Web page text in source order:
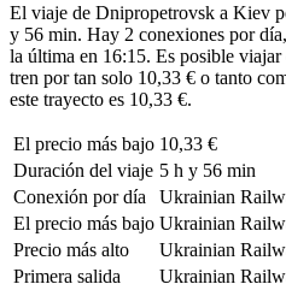
El viaje de Dnipropetrovsk a Kiev
y 56 min. Hay 2 conexiones por
la última en 16:15. Es posible
tren por tan solo 10,33 € o tanto
este trayecto es 10,33 €.
El precio más bajo 10,33 €
Duración del viaje 5 h y 56 min
Conexión por día
Ukrainian
El precio más bajo Ukrainian
Precio más alto
Ukrainian
Primera salida
Ukrainian